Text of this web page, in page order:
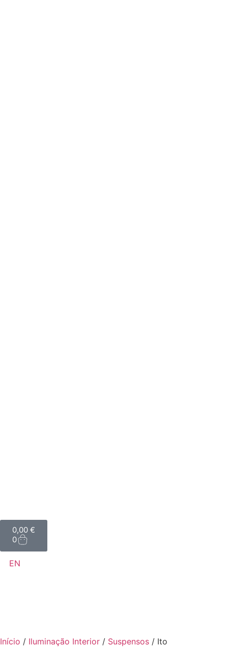
0,00 €
0
EN
Início / Iluminação Interior / Suspensos / Ito